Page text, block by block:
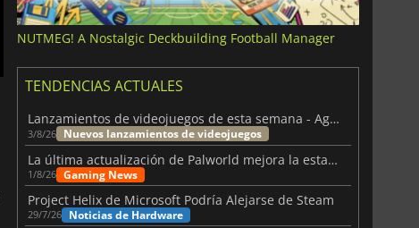
NUTMEG! A Nostalgic Deckbuilding Football Manager
TENDENCIAS ACTUALES
Lanzamientos de videojuegos de esta semana - Agosto de 2026 (semana 32)
3/8/26 Nuevos lanzamientos de videojuegos
La última actualización de Palworld mejora la estabilidad
1/8/26 Gaming News
Project Helix de Microsoft Podría Alejarse de Steam
29/7/26 Noticias de Hardware